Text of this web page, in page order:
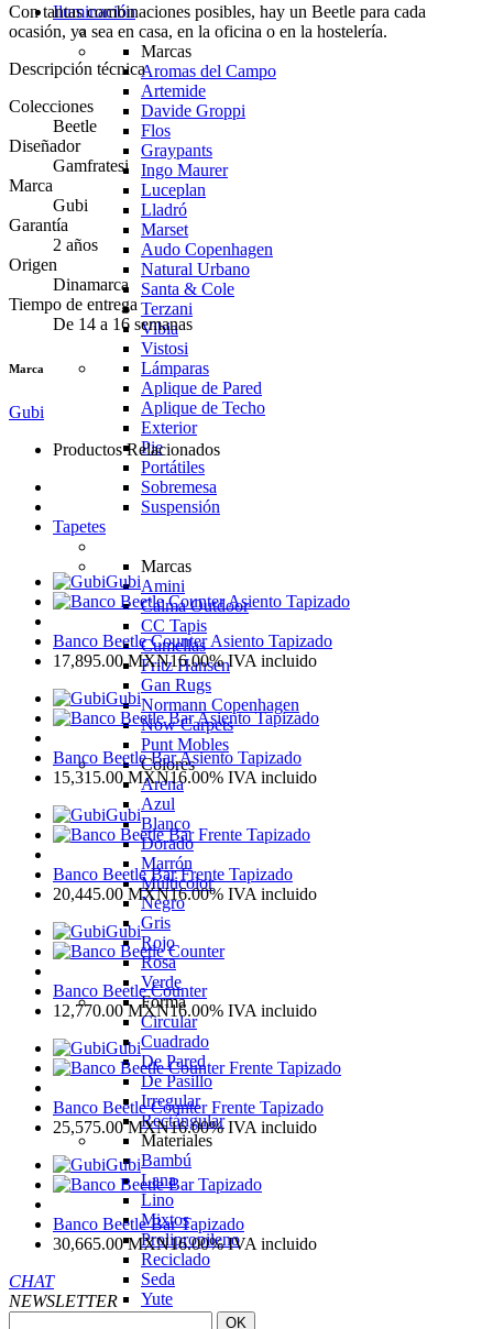
Iluminación
Marcas
Aromas del Campo
Artemide
Davide Groppi
Flos
Graypants
Ingo Maurer
Luceplan
Lladró
Marset
Audo Copenhagen
Natural Urbano
Santa & Cole
Terzani
Vibia
Vistosi
Lámparas
Aplique de Pared
Aplique de Techo
Exterior
Pie
Portátiles
Sobremesa
Suspensión
Tapetes
Marcas
Amini
Calma Outdoor
CC Tapis
Cumellas
Fritz Hansen
Gan Rugs
Normann Copenhagen
Now Carpets
Punt Mobles
Colores
Arena
Azul
Blanco
Dorado
Marrón
Multicolor
Negro
Gris
Rojo
Rosa
Verde
Forma
Circular
Cuadrado
De Pared
De Pasillo
Irregular
Rectángular
Materiales
Bambú
Lana
Lino
Mixtos
Prolipropileno
Reciclado
Seda
Yute
Papel Tapiz
Con tantas combinaciones posibles, hay un Beetle para cada
ocasión, ya sea en casa, en la oficina o en la hostelería.
Descripción técnica
Colecciones
Beetle
Diseñador
Gamfratesi
Marca
Gubi
Garantía
2 años
Origen
Dinamarca
Tiempo de entrega
De 14 a 16 semanas
Marca
Gubi
Productos Relacionados
Gubi
Banco Beetle Counter Asiento Tapizado
17,895.00 MXN16.00%IVA incluido
Gubi
Banco Beetle Bar Asiento Tapizado
15,315.00 MXN16.00% IVA incluido
Gubi
Banco Beetle Bar Frente Tapizado
20,445.00 MXN16.00% IVA incluido
Gubi
Banco Beetle Counter
12,770.00 MXN16.00% IVA incluido
Gubi
Banco Beetle Counter Frente Tapizado
25,575.00 MXN16.00%IVA incluido
Gubi
Banco Beetle Bar Tapizado
30,665.00 MXN16.00%IVA incluido
CHAT
NEWSLETTER